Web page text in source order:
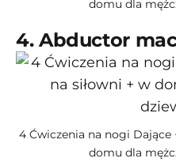
domu dla
4. Abductor
4 Ćwiczenia na nogi Dające
domu dla